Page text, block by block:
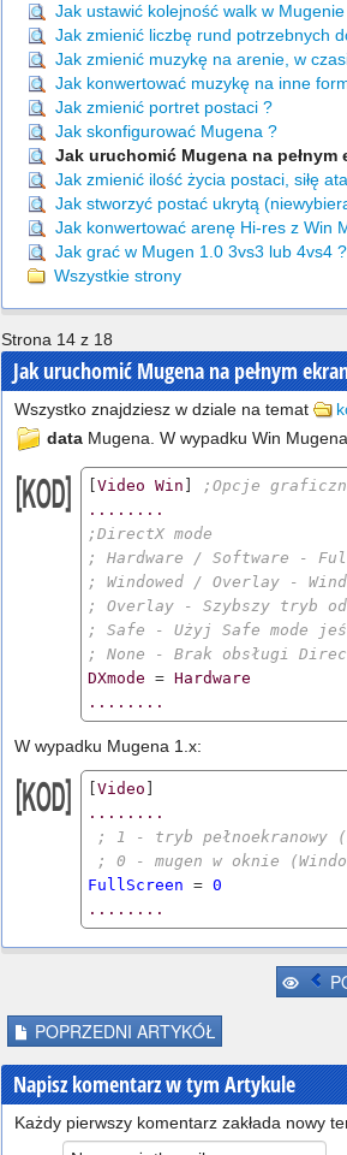
Jak ustawić kolejność walk w
Jak zmienić liczbę rund potrzebnych
Jak zmienić muzykę na arenie, w
Jak konwertować muzykę na inne
Jak zmienić portret postaci ?
Jak skonfigurować Mugena ?
Jak uruchomić Mugena na
Jak zmienić ilość życia postaci, siłę
Jak stworzyć postać ukrytą
Jak konwertować arenę Hi-res z Win
Jak grać w Mugen 1.0 3vs3 lub 4vs4 ?
Wszystkie strony
Strona 14 z 18
Jak uruchomić Mugena na pełnym
Wszystko znajdziesz w dziale na temat
data Mugena. W wypadku Win
Video Win
;Opcje
........
;DirectX mode
; Hardware / Software -
; Windowed / Overlay -
; Overlay - Szybszy tryb od
; Safe - Użyj Safe mode
; None - Brak obsługi
DXmode = Hardware
........
W wypadku Mugena 1.x:
Video
........
; 1 - tryb pełnoekranowy
; 0 - mugen w oknie
FullScreen = 0
........
POPRZEDNI ARTYKÓŁ
Napisz komentarz w tym Artykule
Każdy pierwszy komentarz zakłada nowy